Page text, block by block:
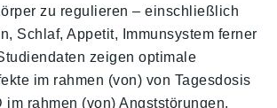
zu regulieren – einschließlich
Schlaf, Appetit, Immunsystem ferner
zeigen optimale
im rahmen (von) von Tagesdosis
im rahmen (von) Angststörungen.